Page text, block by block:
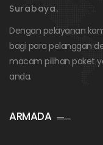
Surabaya.
Dengan pelayanan
bagi para pelanggan
macam pilihan paket
anda.
ARMADA